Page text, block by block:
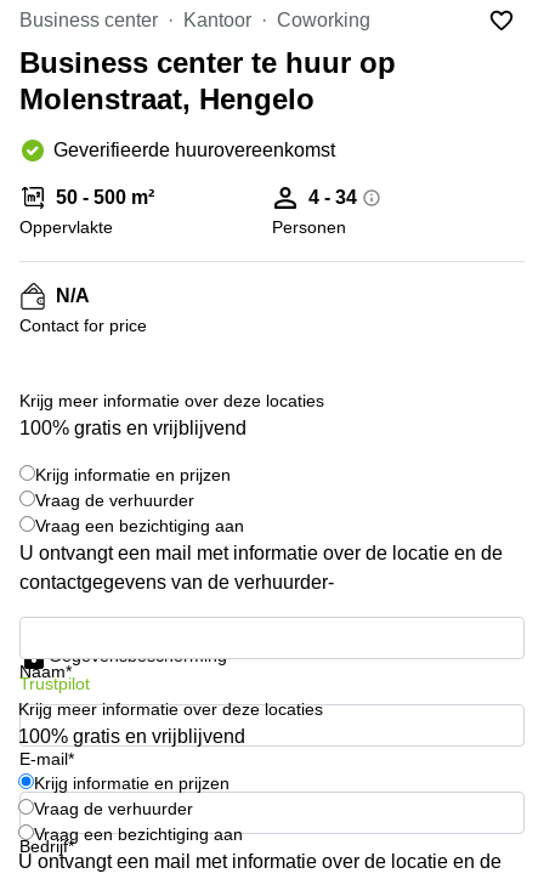
Hengelo
Hilversum
Hoofddorp
Deventer
Rotterdam
Tiel
Zwolle
Bodegraven-
Reeuwijk
Business
center
Arnhem
Business
Amsterdam
Westpoort
Business
center
Hilversum
Den
Haag
space
Breda
Coworking
Arnhem
Coworking
space
Hilversum
Coworking
space
Zwolle
Coworking
Haarlem
Business center Kantoor Coworking
Business center te huur op
Molenstraat, Hengelo
Geverifieerde huurovereenkomst
50 - 500 m²
Oppervlakte
4 - 34
Personen
N/A
Contact for price
Krijg meer informatie over deze locaties
100% gratis en vrijblijvend
Krijg informatie en prijzen
Vraag de verhuurder
Vraag een bezichtiging aan
U ontvangt een mail met informatie over de locatie en de
contactgegevens van de verhuurder-
Naam*
E-mail*
Bedrijf*
Gegevensbescherming
Trustpilot
Krijg meer informatie over deze locaties
100% gratis en vrijblijvend
Krijg informatie en prijzen
Vraag de verhuurder
Vraag een bezichtiging aan
U ontvangt een mail met informatie over de locatie en de